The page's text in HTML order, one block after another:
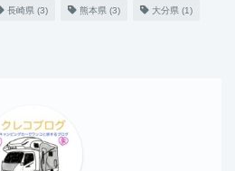
長崎県 (3) 熊本県 (3) 大分県 (1)